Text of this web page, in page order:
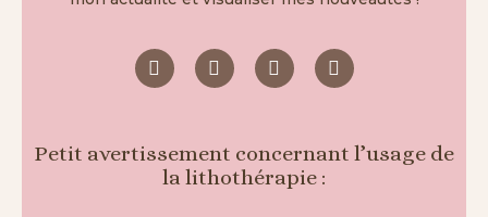
Petit avertissement concernant l’usage de
la lithothérapie :